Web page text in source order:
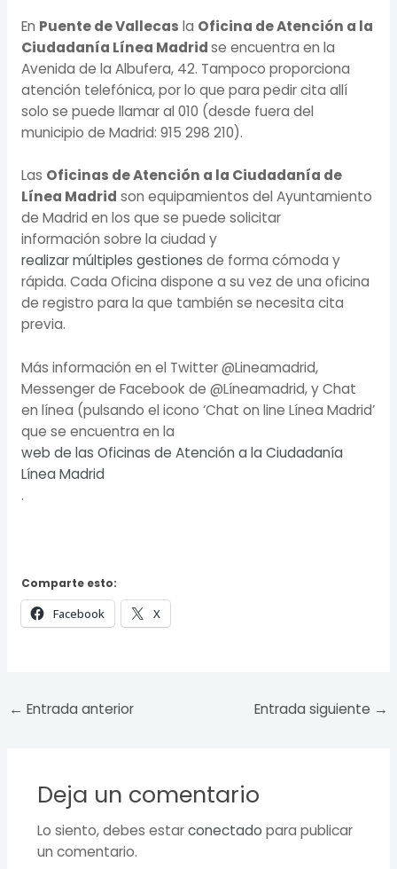
En Puente de Vallecas la Oficina de Atención a la
Ciudadanía Línea Madridse encuentra en la
Avenida de la Albufera, 42. Tampoco proporciona
atención telefónica, por lo que para pedir cita allí
solo se puede llamar al 010 (desde fuera del
municipio de Madrid: 915 298 210).
Las Oficinas de Atención a la Ciudadanía de
Línea Madrid son equipamientos del Ayuntamiento
de Madrid en los que se puede solicitar
información sobre la ciudad y
realizar múltiples gestiones de forma cómoda y
rápida. Cada Oficina dispone a su vez de una oficina
de registro para la que también se necesita cita
previa.
Más información en el Twitter @Lineamadrid,
Messenger de Facebook de @Líneamadrid, y Chat
en línea (pulsando el icono ‘Chat on line Línea Madrid’
que se encuentra en la
web de las Oficinas de Atención a la Ciudadanía
Línea Madrid
.
Comparte esto:
Facebook X
← Entrada anterior Entrada siguiente →
Deja un comentario
Lo siento, debes estarconectado para publicar
un comentario.